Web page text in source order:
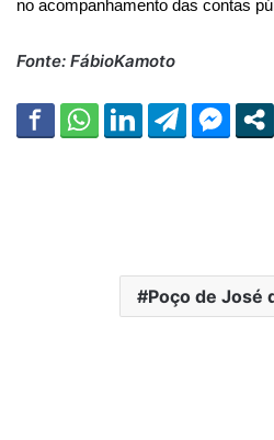
no acompanhamento das contas
Fonte: FábioKamoto
Poço de José